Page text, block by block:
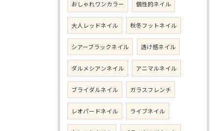
おしゃれワンカラー 個性的ネイル
大人レッドネイル 秋冬フットネイル
シアーブラックネイル 透け感ネイル
ダルメシアンネイル アニマルネイル
ブライダルネイル ガラスフレンチ
レオパードネイル ライブネイル